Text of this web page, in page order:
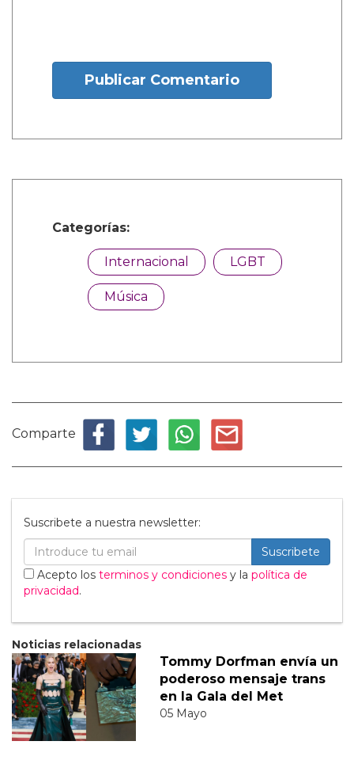
Publicar Comentario
Categorías:
Internacional LGBT
Música
Comparte
Suscribete a nuestra newsletter:
Suscribete
Acepto los terminos y condiciones y la política de
privacidad.
Noticias relacionadas
Tommy Dorfman envía un
poderoso mensaje trans
en la Gala del Met
05 Mayo